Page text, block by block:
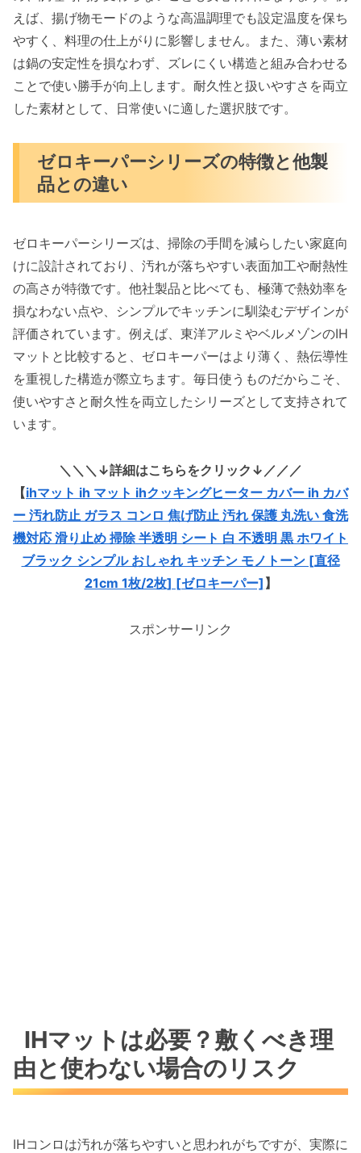
ゼロキーパーと他メーカーIHマットの比較
東洋アルミとの違い：素材・耐熱性・価格
帯
高木金属との違い：ガラス製との安全性比
ベルメゾンとの違い：デザイン性・サイズ
展開
IHマットの選び方：失敗しないポイント
ス）
サイズで選ぶ（IHの直径・3口コンロ対
応）
耐熱温度・センサー対応をチェック
厚さで選ぶ（熱効率を落とさない薄型）
ゼロキーパー ガラス繊維 IHマットの使い方と注
意点
滑り止め効果が弱い場合の対策
水垢・指紋を防ぐお手入れ方法
ゼロキーパー ガラス繊維 IHマットはこんな人に
おすすめ
IHコンロの汚れを予防したい人
安全性と耐熱性を重視する人
えば、揚げ物モードのような高温調理でも設定温度を保ち
やすく、料理の仕上がりに影響しません。また、薄い素材
は鍋の安定性を損なわず、ズレにくい構造と組み合わせる
ことで使い勝手が向上します。耐久性と扱いやすさを両立
した素材として、日常使いに適した選択肢です。
ゼロキーパーシリーズの特徴と他製
品との違い
ゼロキーパーシリーズは、掃除の手間を減らしたい家庭向
けに設計されており、汚れが落ちやすい表面加工や耐熱性
の高さが特徴です。他社製品と比べても、極薄で熱効率を
損なわない点や、シンプルでキッチンに馴染むデザインが
評価されています。例えば、東洋アルミやベルメゾンのIH
マットと比較すると、ゼロキーパーはより薄く、熱伝導性
を重視した構造が際立ちます。毎日使うものだからこそ、
使いやすさと耐久性を両立したシリーズとして支持されて
います。
＼＼＼↓詳細はこちらをクリック↓／／／
【ihマット ih マット ihクッキングヒーター カバー ih カバ
ー 汚れ防止 ガラス コンロ 焦げ防止 汚れ 保護 丸洗い 食洗
機対応 滑り止め 掃除 半透明 シート 白 不透明 黒 ホワイト
ブラック シンプル おしゃれ キッチン モノトーン [直径
21cm 1枚/2枚] [ゼロキーパー] 】
スポンサーリンク
IHマットは必要？敷くべき理
由と使わない場合のリスク
IHコンロは汚れが落ちやすいと思われがちですが、実際に